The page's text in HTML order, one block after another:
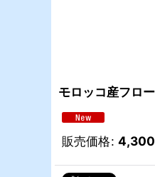
モロッコ産フロ
販売価格: 4,300